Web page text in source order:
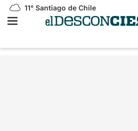
11° Santiago de Chile